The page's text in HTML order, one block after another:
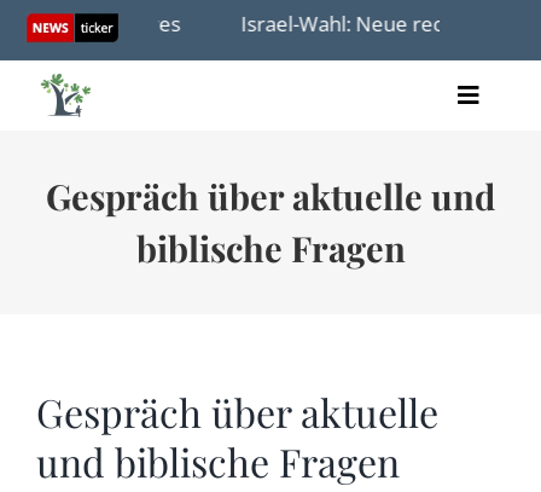
Skip
content
anderes Israel-Wahl: Neue
Toggle
Audio
Spenden
Gespräch über aktuelle und
biblische Fragen
Gespräch über aktuelle
und biblische Fragen